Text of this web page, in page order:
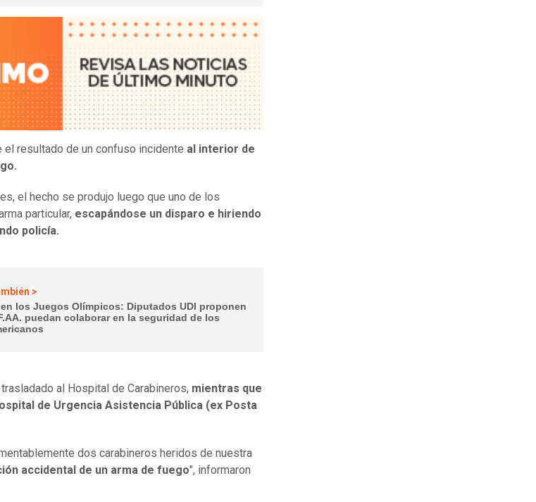
el resultado de un confuso incidente al interior de
el hecho se produjo luego que uno de los
particular, escapándose un disparo e hiriendo
policía.
>
los Juegos Olímpicos: Diputados UDI proponen
puedan colaborar en la seguridad de los
al Hospital de Carabineros, mientras que
de Urgencia Asistencia Pública (ex Posta
dos carabineros heridos de nuestra
accidental de un arma de fuego", informaron